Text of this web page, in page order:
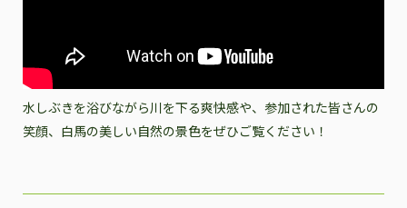
水しぶきを浴びながら川を下る爽快感や、参加された皆さんの
笑顔、白馬の美しい自然の景色をぜひご覧ください！